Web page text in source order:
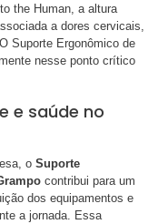
the Human, a altura
a dores cervicais,
Suporte Ergonômico de
nesse ponto crítico
e saúde no
o Suporte
contribui para um
dos equipamentos e
a jornada. Essa